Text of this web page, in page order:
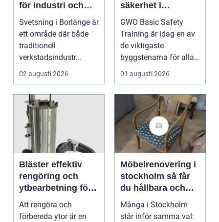
för industri och
konstruktion
Svetsning i Borlänge är
ett område där både
traditionell
verkstadsindustr...
02 augusti 2026
säkerhet i
vindkraftsbransch
en
GWO Basic Safety
Training är idag en av
de viktigaste
byggstenarna för alla
som vill arbet...
01 augusti 2026
Bläster effektiv
rengöring och
ytbearbetning för
proffs och
hantverkare
Att rengöra och
förbereda ytor är en
Möbelrenovering i
stockholm så får
du hållbara och
vackra möbler
Många i Stockholm
står inför samma val: